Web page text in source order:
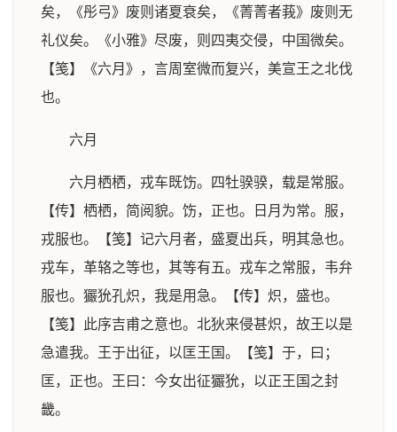
矣，《彤弓》废则诸夏衰矣，《菁菁者莪》废则无
礼仪矣。《小雅》尽废，则四夷交侵，中国微矣。
【笺】《六月》，言周室微而复兴，美宣王之北伐
也。
六月
六月栖栖，戎车既饬。四牡骙骙，载是常服。
【传】栖栖，简阅貌。饬，正也。日月为常。服，
戎服也。【笺】记六月者，盛夏出兵，明其急也。
戎车，革辂之等也，其等有五。戎车之常服，韦弁
服也。玁狁孔炽，我是用急。【传】炽，盛也。
【笺】此序吉甫之意也。北狄来侵甚炽，故王以是
急遣我。王于出征，以匡王国。【笺】于，曰；
匡，正也。王曰：今女出征玁狁，以正王国之封
畿。